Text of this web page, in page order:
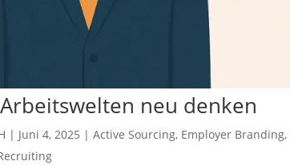
neu denken
| Juni 4, 2025 |Active Sourcing, Employer Branding,